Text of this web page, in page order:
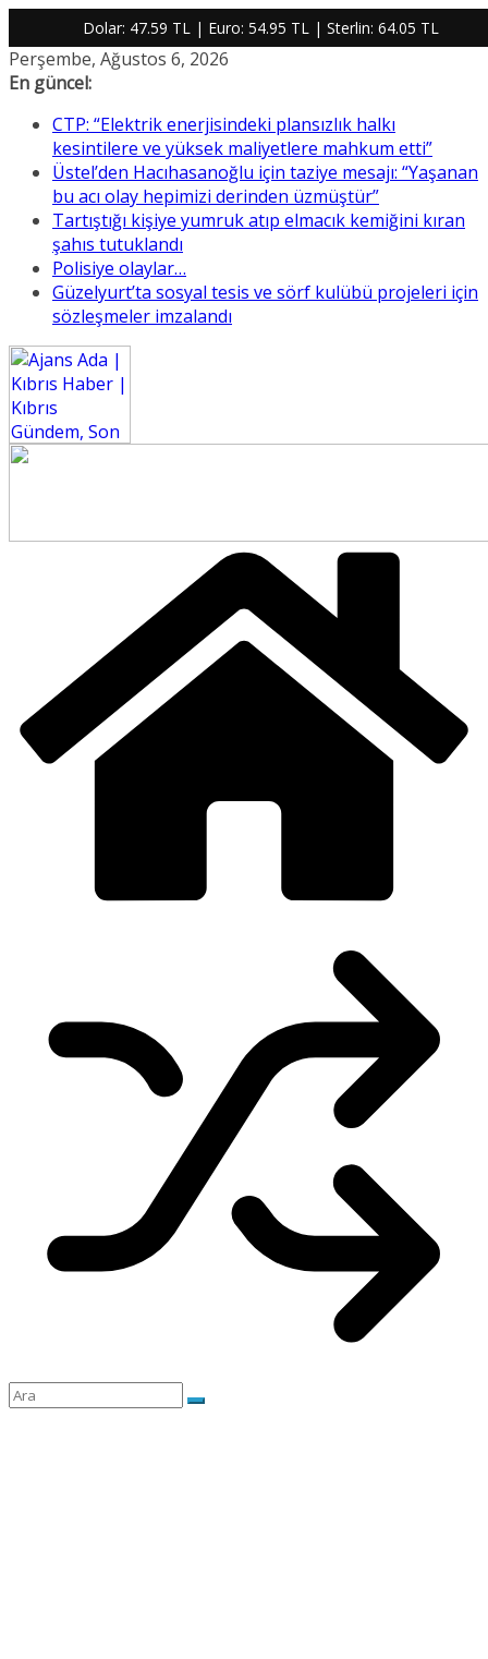
Dolar: 47.59 TL| Euro: 54.95 TL| Sterlin: 64.05 TL
Skip
to
Perşembe, Ağustos 6, 2026
En güncel:
CTP: “Elektrik enerjisindeki plansızlık halkı
kesintilere ve yüksek maliyetlere mahkum etti”
Üstel’den Hacıhasanoğlu için taziye mesajı: “Yaşanan
bu acı olay hepimizi derinden üzmüştür”
Tartıştığı kişiye yumruk atıp elmacık kemiğini kıran
şahıs tutuklandı
Polisiye olaylar…
Güzelyurt’ta sosyal tesis ve sörf kulübü projeleri için
sözleşmeler imzalandı